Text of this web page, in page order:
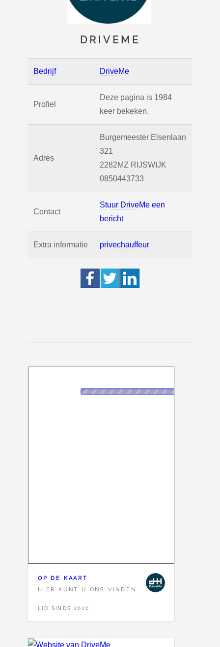
DRIVEME
Bedrijf DriveMe
Profiel
Deze pagina is 1984
keer bekeken.
Adres
Burgemeester Elsenlaan
321
2282MZ RIJSWIJK
0850443733
Contact
Stuur DriveMe een
bericht
Extra informatie privechauffeur
OP DE KAART
HIER KUNT U ONS VINDEN
LID SINDS 2020